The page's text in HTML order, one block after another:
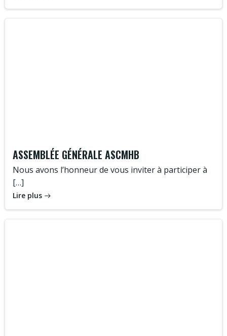
ASSEMBLÉE GÉNÉRALE ASCMHB
Nous avons l’honneur de vous inviter à participer à
[…]
Lire plus